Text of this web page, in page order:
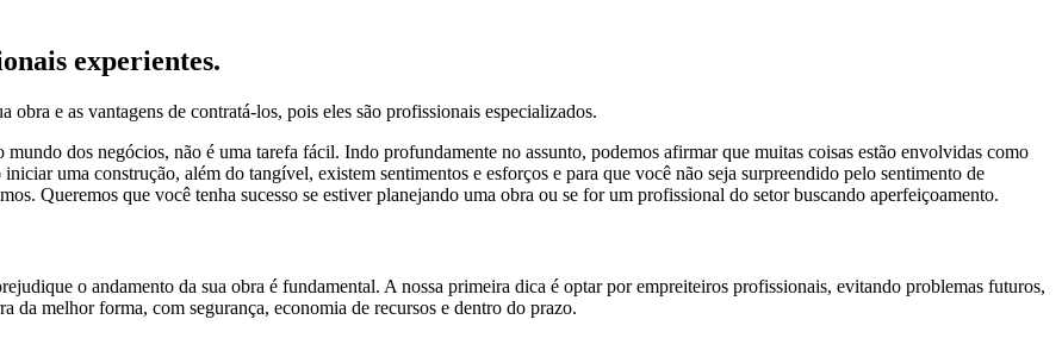
experientes.
e as vantagens de contratá-los, pois eles são profissionais especializados.
dos negócios, não é uma tarefa fácil. Indo profundamente no assunto, podemos afirmar que muitas coisas estão envolvidas como
uma construção, além do tangível, existem sentimentos e esforços e para que você não seja surpreendido pelo sentimento de
Queremos que você tenha sucesso se estiver planejando uma obra ou se for um profissional do setor buscando aperfeiçoamento.
o andamento da sua obra é fundamental. A nossa primeira dica é optar por empreiteiros profissionais, evitando problemas futuros,
da melhor forma, com segurança, economia de recursos e dentro do prazo.